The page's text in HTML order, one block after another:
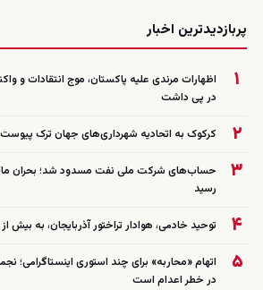
پربازدیدترین اخبار
۱
اظهارات مرندی علیه پاکستان، موج انتقادات و
در پی داشت
۲ کرکوک به اتحادیه شهرداری‌های جهان ترک پیوست
۳
حساب‌های شرکت ملی نفت مسدود شد؛ بحران
رسید
۴ توحید خادمی، هوادار تراختور آذربایجان، به بیش از ۱۰ سال حبس محکوم شد
۵
در خطر اعدام است